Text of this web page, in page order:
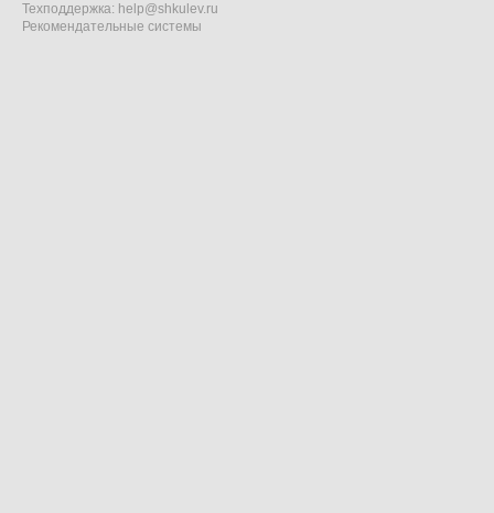
Техподдержка: help@shkulev.ru
Рекомендательные системы